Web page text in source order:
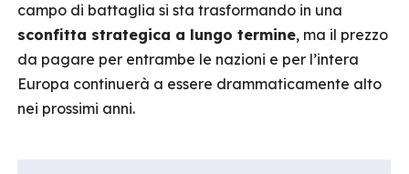
campo di battaglia si sta trasformando in una
sconfitta strategica a lungo termine, ma il prezzo
da pagare per entrambe le nazioni e per l’intera
Europa continuerà a essere drammaticamente alto
nei prossimi anni.